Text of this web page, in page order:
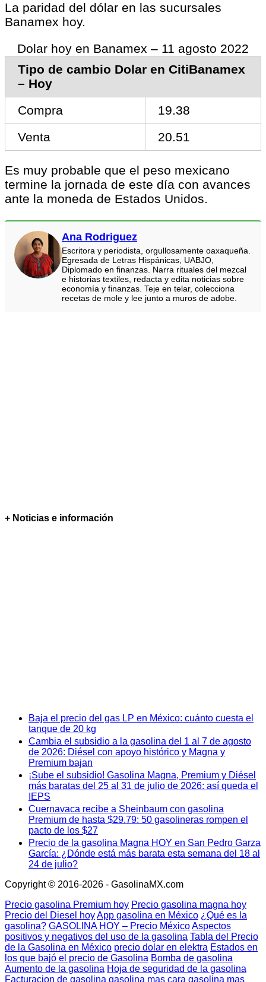
La paridad del dólar en las sucursales
Banamex hoy.
Dolar hoy en Banamex – 11 agosto 2022
Tipo de cambio Dolar en CitiBanamex
– Hoy
Compra
19.38
Venta
20.51
Es muy probable que el peso mexicano
termine la jornada de este día con avances
ante la moneda de Estados Unidos.
Ana Rodriguez
Escritora y periodista, orgullosamente oaxaqueña.
Egresada de Letras Hispánicas, UABJO,
Diplomado en finanzas. Narra rituales del mezcal
e historias textiles, redacta y edita noticias sobre
economía y finanzas. Teje en telar, colecciona
recetas de mole y lee junto a muros de adobe.
+ Noticias e información
Baja el precio del gas LP en México: cuánto cuesta el
tanque de 20 kg
Cambia el subsidio a la gasolina del 1 al 7 de agosto
de 2026: Diésel con apoyo histórico y Magna y
Premium bajan
¡Sube el subsidio! Gasolina Magna, Premium y Diésel
más baratas del 25 al 31 de julio de 2026: así queda el
IEPS
Cuernavaca recibe a Sheinbaum con gasolina
Premium de hasta $29.79: 50 gasolineras rompen el
pacto de los $27
Precio de la gasolina Magna HOY en San Pedro Garza
García: ¿Dónde está más barata esta semana del 18 al
24 de julio?
Copyright © 2016-2026 - GasolinaMX.com
Precio gasolina Premium hoy Precio gasolina magna hoy
Precio del Diesel hoyApp gasolina en México ¿Qué es la
gasolina? GASOLINA HOY – Precio MéxicoAspectos
positivos y negativos del uso de la gasolina Tabla del Precio
de la Gasolina en México precio dolar en elektra Estados en
los que bajó el precio de Gasolina Bomba de gasolina
Aumento de la gasolina Hoja de seguridad de la gasolina
Facturacion de gasolina gasolina mas cara gasolina mas